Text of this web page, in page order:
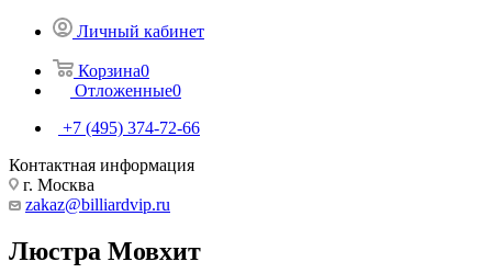
Личный кабинет
Корзина0
Отложенные0
+7 (495) 374-72-66
Контактная информация
г. Москва
zakaz@billiardvip.ru
Люстра Мовхит